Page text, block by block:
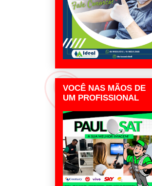
VOCÊ NAS MÃOS DE
UM PROFISSIONAL